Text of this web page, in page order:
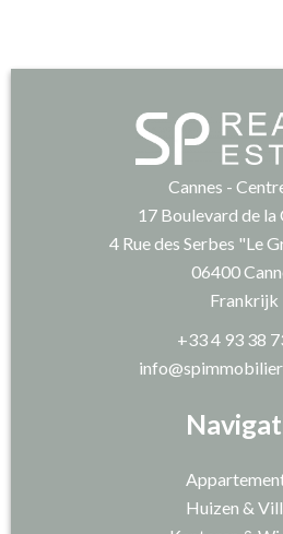
Huizen &
Cannes -
17 Boulevard de
4 Rue des Serbes "Le
06400
Frankrijk
+33 4 93 38